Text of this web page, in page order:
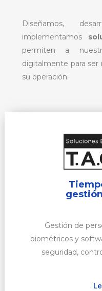
Diseñamos,
implementamos
permiten a
digitalmente para
su operación.
Gestión de
biométricos y
seguridad,